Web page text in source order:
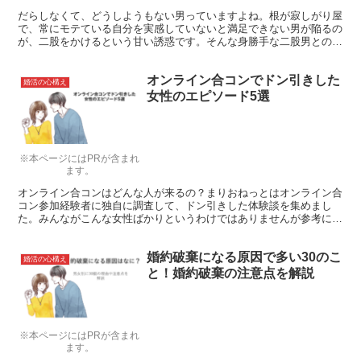
だらしなくて、どうしようもない男っていますよね。根が寂しがり屋
で、常にモテている自分を実感していないと満足できない男が陥るの
が、二股をかけるという甘い誘惑です。そんな身勝手な二股男との別
※本ページにはPRが含まれ
ます。
婚活の心構え
オンライン合コンでドン引きした
女性のエピソード5選
オンライン合コンはどんな人が来るの？まりおねっとはオンライン合
コン参加経験者に独自に調査して、ドン引きした体験談を集めまし
た。みんながこんな女性ばかりというわけではありませんが参考にし
※本ページにはPRが含まれ
ます。
婚活の心構え
婚約破棄になる原因で多い30のこ
と！婚約破棄の注意点を解説